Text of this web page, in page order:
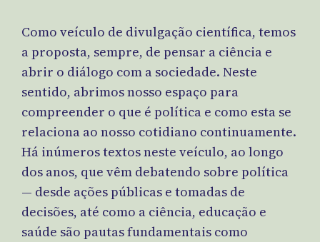
Como veículo de divulgação científica, temos
a proposta, sempre, de pensar a ciência e
abrir o diálogo com a sociedade. Neste
sentido, abrimos nosso espaço para
compreender o que é política e como esta se
relaciona ao nosso cotidiano continuamente.
Há inúmeros textos neste veículo, ao longo
dos anos, que vêm debatendo sobre política
— desde ações públicas e tomadas de
decisões, até como a ciência, educação e
saúde são pautas fundamentais como